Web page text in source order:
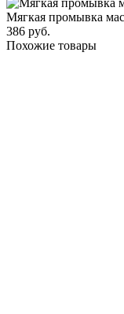
Мягкая промывка
386 руб.
Похожие товары